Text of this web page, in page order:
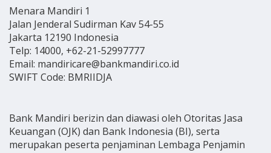
Menara Mandiri 1
Jalan Jenderal Sudirman Kav 54-55
Jakarta 12190 Indonesia
Telp: 14000, +62-21-52997777
Email: mandiricare@bankmandiri.co.id
SWIFT Code: BMRIIDJA
Bank Mandiri berizin dan diawasi oleh Otoritas Jasa
Keuangan (OJK) dan Bank Indonesia (BI), serta
merupakan peserta penjaminan Lembaga Penjamin